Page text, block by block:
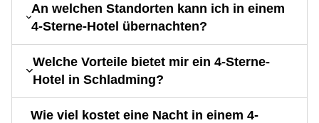
An welchen Standorten kann ich in einem
4-Sterne-Hotel übernachten?
Welche Vorteile bietet mir ein 4-Sterne-
Hotel in Schladming?
Wie viel kostet eine Nacht in einem 4-